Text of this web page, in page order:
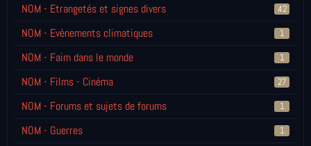
NOM - Etrangetés et signes divers 42
NOM - Evènements climatiques 1
NOM - Faim dans le monde 1
NOM - Films - Cinéma 27
NOM - Forums et sujets de forums 1
NOM - Guerres 1